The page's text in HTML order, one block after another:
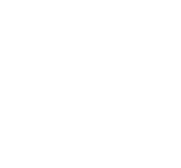
výroby, niektoré dovážané,